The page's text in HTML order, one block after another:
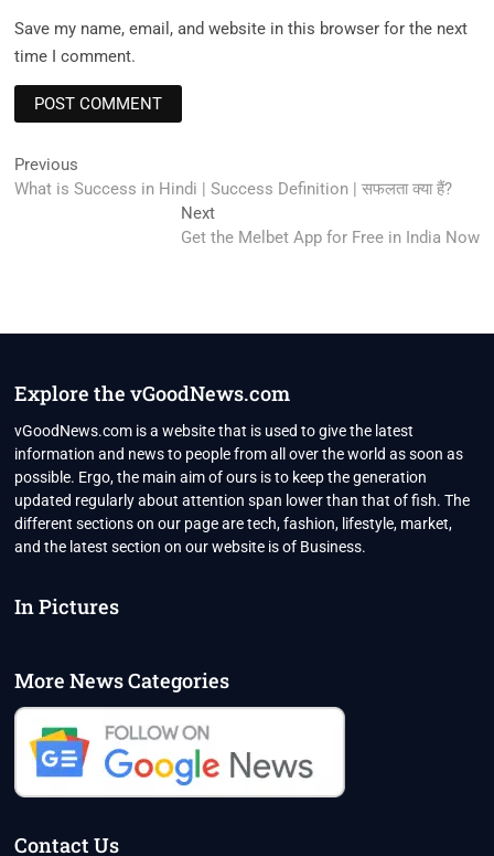
Save my name, email, and website in this browser for the next
time I comment.
Post
navigation
Previous
post:
What is Success in Hindi | Success Definition | सफलता क्या हैं?
NextNext
post:
Get the Melbet App for Free in India Now
Explore the vGoodNews.com
vGoodNews.com is a website that is used to give the latest
information and news to people from all over the world as soon as
possible. Ergo, the main aim of ours is to keep the generation
updated regularly about attention span lower than that of fish. The
different sections on our page are tech, fashion, lifestyle, market,
and the latest section on our website is of Business.
In Pictures
More News Categories
Contact Us